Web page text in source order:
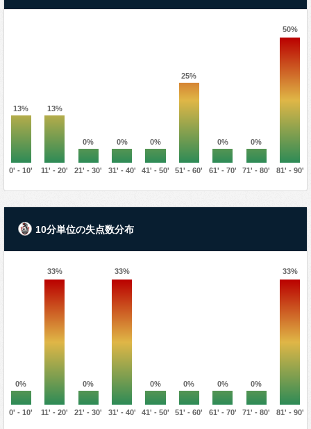
13% 13%
0% 0% 0%
25%
0% 0%
50%
0' - 10' 11' - 20' 21' - 30' 31' - 40' 41' - 50' 51' - 60' 61' - 70' 71' - 80' 81' - 90'
10分単位の失点数分布
0%
33%
0%
33%
0% 0% 0% 0%
33%
0' - 10' 11' - 20' 21' - 30' 31' - 40' 41' - 50' 51' - 60' 61' - 70' 71' - 80' 81' - 90'